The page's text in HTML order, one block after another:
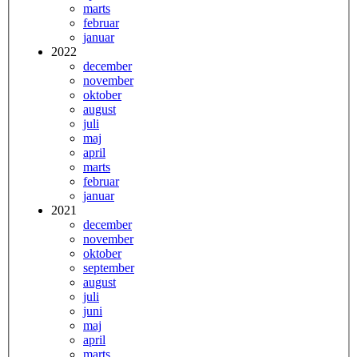
marts
februar
januar
2022
december
november
oktober
august
juli
maj
april
marts
februar
januar
2021
december
november
oktober
september
august
juli
juni
maj
april